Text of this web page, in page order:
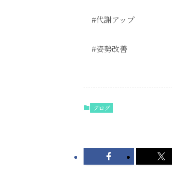
#代謝アップ
#姿勢改善
ブログ